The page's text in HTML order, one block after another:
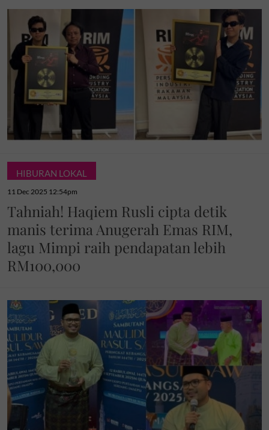
HIBURAN LOKAL
11 Dec 2025 12:54pm
Tahniah! Haqiem Rusli cipta detik
manis terima Anugerah Emas RIM,
lagu Mimpi raih pendapatan lebih
RM100,000